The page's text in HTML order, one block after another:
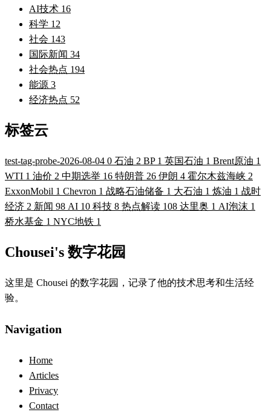
AI技术 16
科学 12
社会 143
国际新闻 34
社会热点 194
能源 3
经济热点 52
标签云
test-tag-probe-2026-08-04 0 石油 2 BP 1 英国石油 1 Brent原油 1
WTI 1 油价 2 中期选举 16 特朗普 26 伊朗 4 霍尔木兹海峡 2
ExxonMobil 1 Chevron 1 战略石油储备 1 大石油 1 炼油 1 战时
经济 2 新闻 98 AI 10 科技 8 热点解读 108 达里奥 1 AI泡沫 1
桥水基金 1 NYC地铁 1
Chousei's 数字花园
这里是 Chousei 的数字花园，记录了他的技术思考和生活经
验。
Navigation
Home
Articles
Privacy
Contact